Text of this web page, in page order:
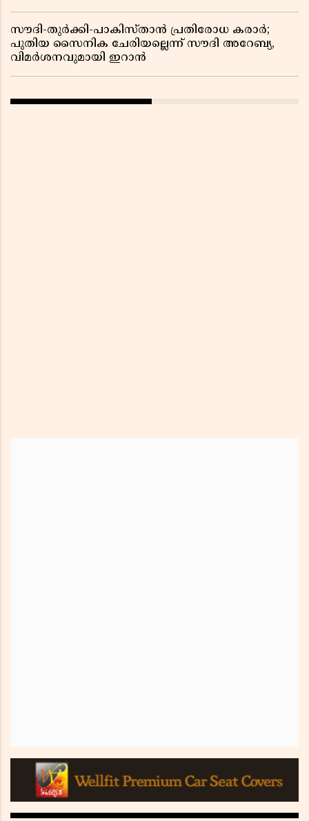
സൗദി-തുർക്കി-പാകിസ്താൻ പ്രതിരോധ കരാർ;
പുതിയ സൈനിക ചേരിയല്ലെന്ന് സൗദി അറേബ്യ,
വിമർശനവുമായി ഇറാൻ